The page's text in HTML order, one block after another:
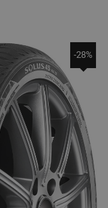
-28%